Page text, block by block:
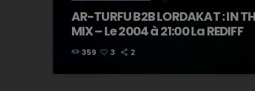
AR-TURFU B2B LORDAKAT : IN THE
MIX – Le 2004 à 21:00 La REDIFF
359 3 2